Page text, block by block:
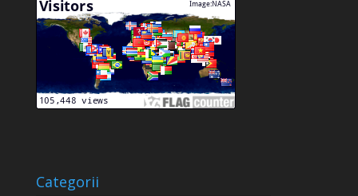
Categorii